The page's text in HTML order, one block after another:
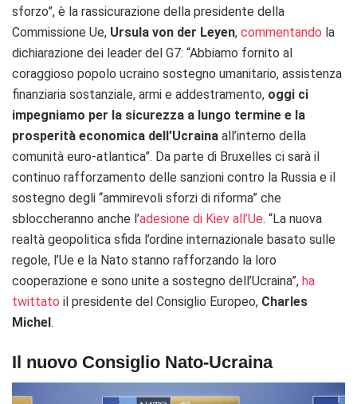
sforzo”, è la rassicurazione della presidente della
Commissione Ue, Ursula von der Leyen, commentando la
dichiarazione dei leader del G7: “Abbiamo fornito al
coraggioso popolo ucraino sostegno umanitario, assistenza
finanziaria sostanziale, armi e addestramento, oggi ci
impegniamo per la sicurezza a lungo termine e la
prosperità economica dell’Ucraina all’interno della
comunità euro-atlantica”. Da parte di Bruxelles ci sarà il
continuo rafforzamento delle sanzioni contro la Russia e il
sostegno degli “ammirevoli sforzi di riforma” che
sbloccheranno anche l’adesione di Kiev all’Ue. “La nuova
realtà geopolitica sfida l’ordine internazionale basato sulle
regole, l’Ue e la Nato stanno rafforzando la loro
cooperazione e sono unite a sostegno dell’Ucraina”, ha
twittato il presidente del Consiglio Europeo, Charles
Michel.
Il nuovo Consiglio Nato-Ucraina